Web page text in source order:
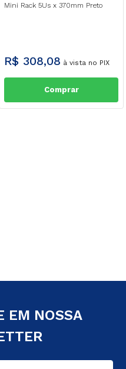
Mini Rack 5Us x 370mm Preto
R$ 308,08 à vista no PIX
Comprar
EM NOSSA